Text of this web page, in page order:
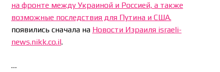
на фронте между Украиной и Россией, а также
возможные последствия для Путина и США.
появились сначала на Новости Израиля israeli-
news.nikk.co.il.
…